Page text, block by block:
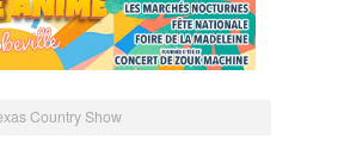
Country Show